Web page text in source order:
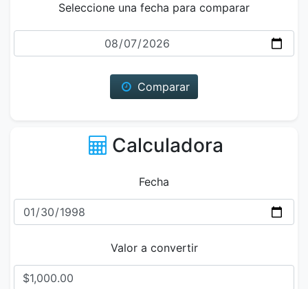
Seleccione una fecha para comparar
Fecha
Comparar
Calculadora
Fecha
Valor a convertir